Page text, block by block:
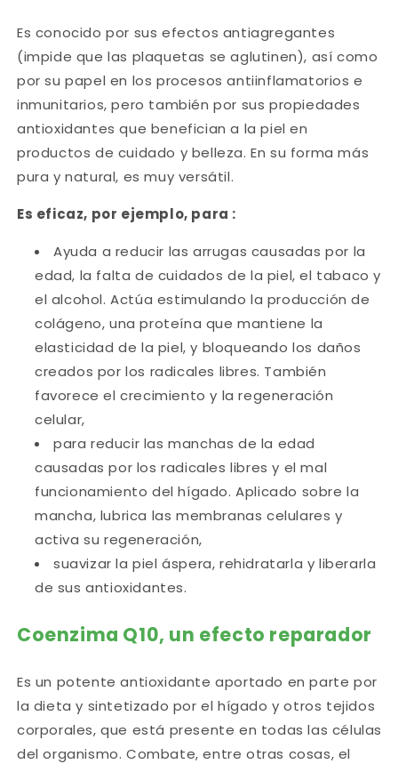
Es conocido por sus efectos antiagregantes
(impide que las plaquetas se aglutinen), así como
por su papel en los procesos antiinflamatorios e
inmunitarios, pero también por sus propiedades
antioxidantes que benefician a la piel en
productos de cuidado y belleza. En su forma más
pura y natural, es muy versátil.
Es eficaz, por ejemplo, para :
Ayuda a reducir las arrugas causadas por la
edad, la falta de cuidados de la piel, el tabaco y
el alcohol. Actúa estimulando la producción de
colágeno, una proteína que mantiene la
elasticidad de la piel, y bloqueando los daños
creados por los radicales libres. También
favorece el crecimiento y la regeneración
celular,
para reducir las manchas de la edad
causadas por los radicales libres y el mal
funcionamiento del hígado. Aplicado sobre la
mancha, lubrica las membranas celulares y
activa su regeneración,
suavizar la piel áspera, rehidratarla y liberarla
de sus antioxidantes.
Coenzima Q10, un efecto reparador
Es un potente antioxidante aportado en parte por
la dieta y sintetizado por el hígado y otros tejidos
corporales, que está presente en todas las células
del organismo. Combate, entre otras cosas, el